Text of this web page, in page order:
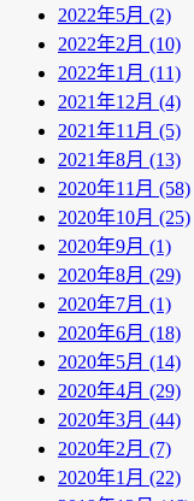
2022年5月 (2)
2022年2月 (10)
2022年1月 (11)
2021年12月 (4)
2021年11月 (5)
2021年8月 (13)
2020年11月 (58)
2020年10月 (25)
2020年9月 (1)
2020年8月 (29)
2020年7月 (1)
2020年6月 (18)
2020年5月 (14)
2020年4月 (29)
2020年3月 (44)
2020年2月 (7)
2020年1月 (22)